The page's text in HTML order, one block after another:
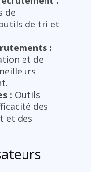
de
de tri et
:
et de
: Outils
des
et des